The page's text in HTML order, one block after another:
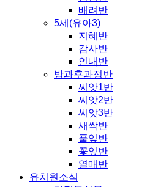
배려반
5세(유아3)
지혜반
감사반
인내반
방과후과정반
씨앗1반
씨앗2반
씨앗3반
새싹반
풀잎반
꽃잎반
열매반
유치원소식